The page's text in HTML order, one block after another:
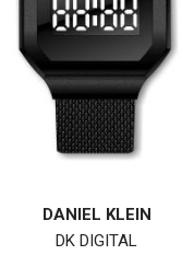
DANIEL KLEIN
DK DIGITAL